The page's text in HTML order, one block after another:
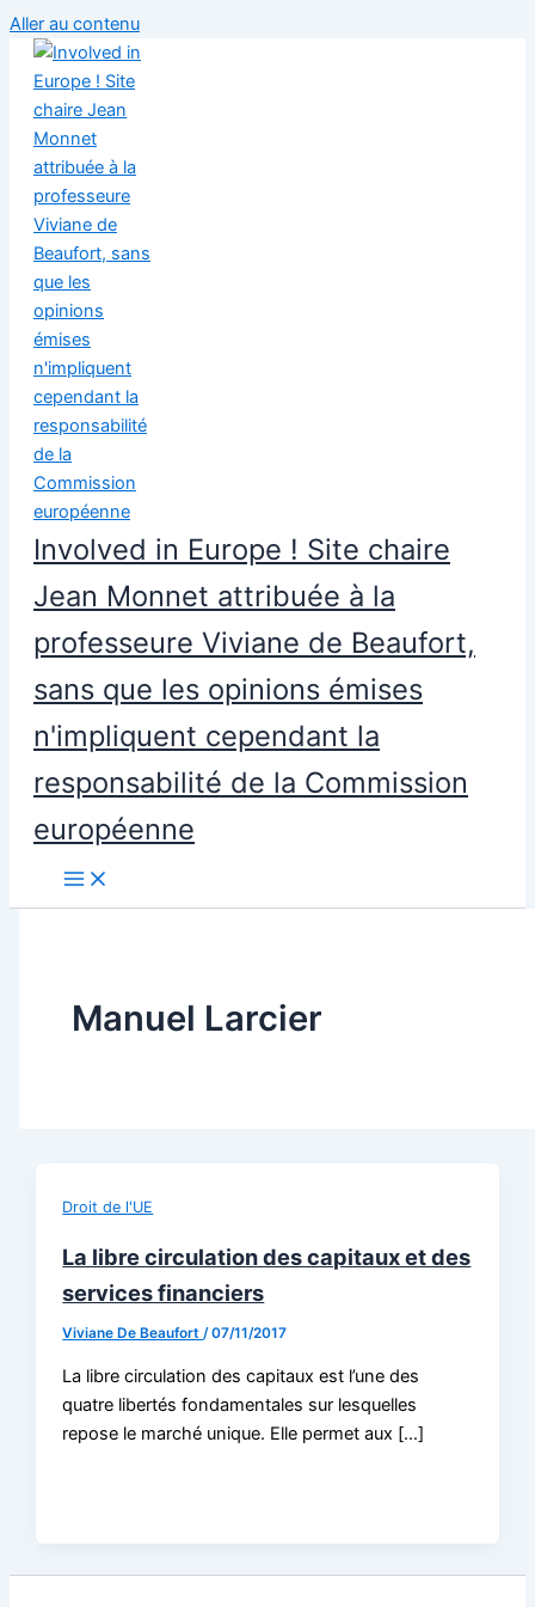
Aller au contenu
Involved in Europe ! Site chaire
Jean Monnet attribuée à la
professeure Viviane de Beaufort,
sans que les opinions émises
n'impliquent cependant la
responsabilité de la Commission
européenne
Manuel Larcier
Droit de l'UE
La libre circulation des capitaux et des
services financiers
Viviane De Beaufort/07/11/2017
La libre circulation des capitaux est l’une des
quatre libertés fondamentales sur lesquelles
repose le marché unique. Elle permet aux […]